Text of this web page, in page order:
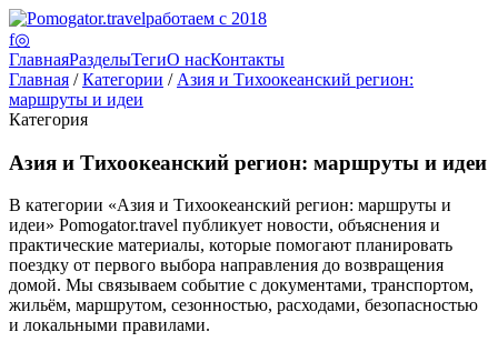
работаем с 2018
f◎
ГлавнаяРазделыТегиО насКонтакты
Главная /Категории / Азия и Тихоокеанский регион:
маршруты и идеи
Категория
Азия и Тихоокеанский регион: маршруты и идеи
В категории «Азия и Тихоокеанский регион: маршруты и
идеи» Pomogator.travel публикует новости, объяснения и
практические материалы, которые помогают планировать
поездку от первого выбора направления до возвращения
домой. Мы связываем событие с документами, транспортом,
жильём, маршрутом, сезонностью, расходами, безопасностью
и локальными правилами.